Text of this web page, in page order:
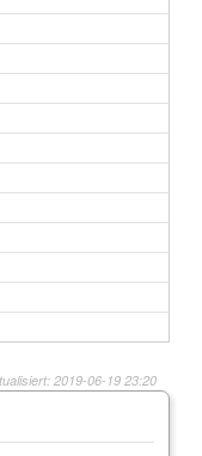
2019-06-19 23:20